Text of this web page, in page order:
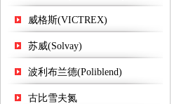
威格斯(VICTREX)
苏威(Solvay)
波利布兰德(Poliblend)
古比雪夫氮